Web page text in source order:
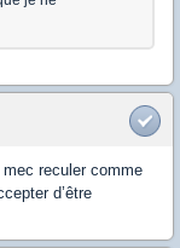
reculer comme
d’être